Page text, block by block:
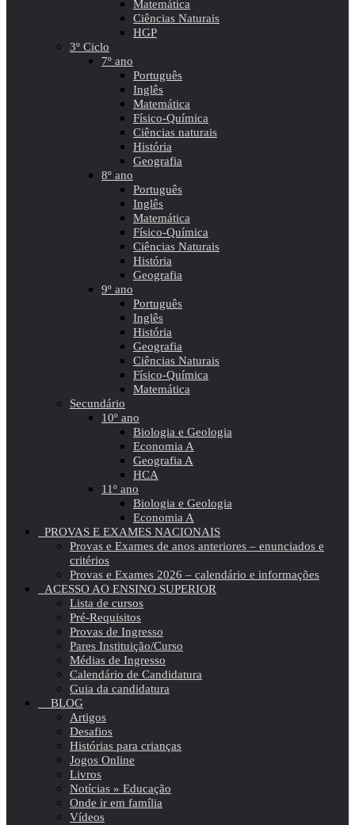
Matemática
Ciências Naturais
HGP
3º Ciclo
7º ano
Português
Inglês
Matemática
Físico-Química
Ciências naturais
História
Geografia
8º ano
Português
Inglês
Matemática
Físico-Química
Ciências Naturais
História
Geografia
9º ano
Português
Inglês
História
Geografia
Ciências Naturais
Físico-Química
Matemática
Secundário
10º ano
Biologia e Geologia
Economia A
Geografia A
HCA
11º ano
Biologia e Geologia
Economia A
PROVAS E EXAMES NACIONAIS
Provas e Exames de anos anteriores – enunciados e
critérios
Provas e Exames 2026 – calendário e informações
ACESSO AO ENSINO SUPERIOR
Lista de cursos
Pré-Requisitos
Provas de Ingresso
Pares Instituição/Curso
Médias de Ingresso
Calendário de Candidatura
Guia da candidatura
BLOG
Artigos
Desafios
Histórias para crianças
Jogos Online
Livros
Notícias » Educação
Onde ir em família
Vídeos